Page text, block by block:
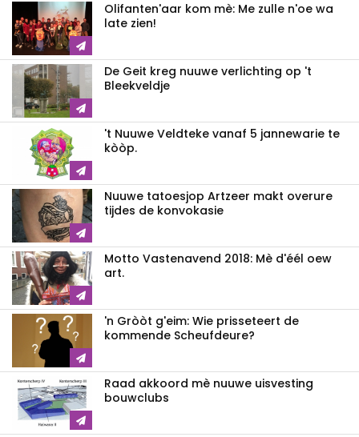
Olifanten'aar kom mè: Me zulle n'oe wa
late zien!
De Geit kreg nuuwe verlichting op 't
Bleekveldje
't Nuuwe Veldteke vanaf 5 jannewarie te
kòòp.
Nuuwe tatoesjop Artzeer makt overure
tijdes de konvokasie
Motto Vastenavend 2018: Mè d'éél oew
art.
'n Gròòt g'eim: Wie prisseteert de
kommende Scheufdeure?
Raad akkoord mè nuuwe uisvesting
bouwclubs